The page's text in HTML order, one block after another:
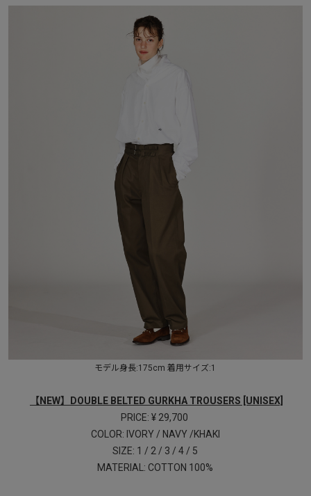
モデル身長:175cm 着用サイズ:1
【NEW】DOUBLE BELTED GURKHA TROUSERS [UNISEX]
PRICE: ¥ 29,700
COLOR: IVORY / NAVY /KHAKI
SIZE: 1 / 2 / 3 / 4 / 5
MATERIAL: COTTON 100%